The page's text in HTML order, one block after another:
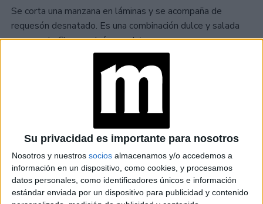
Su privacidad es importante para nosotros
Nosotros y nuestros socios almacenamos y/o accedemos a
información en un dispositivo, como cookies, y procesamos
datos personales, como identificadores únicos e información
estándar enviada por un dispositivo para publicidad y contenido
Se corta una manzana en láminas y se acompaña de
requesón desnatado. Es una combinación dulce y salada
que aporta fibra, proteína y calcio.